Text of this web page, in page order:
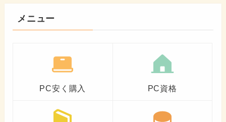
メニュー
PC安く購入 PC資格